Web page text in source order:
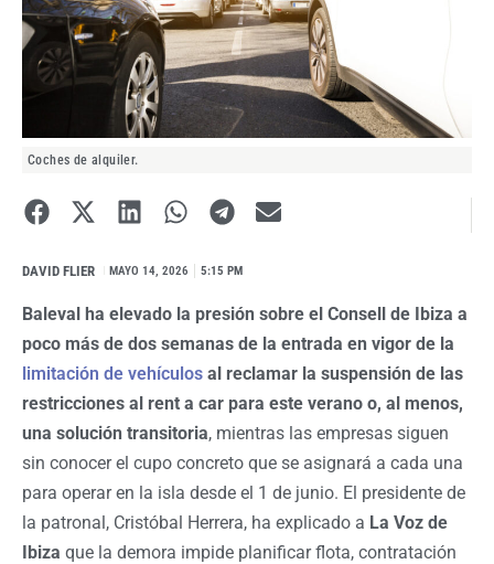
Coches de alquiler.
DAVID FLIER MAYO 14, 2026 5:15 PM
Baleval ha elevado la presión sobre el Consell de Ibiza a
poco más de dos semanas de la entrada en vigor de la
limitación de vehículos al reclamar la suspensión de las
restricciones al rent a car para este verano o, al menos,
una solución transitoria, mientras las empresas siguen
sin conocer el cupo concreto que se asignará a cada una
para operar en la isla desde el 1 de junio. El presidente de
la patronal, Cristóbal Herrera, ha explicado a La Voz de
Ibiza que la demora impide planificar flota, contratación